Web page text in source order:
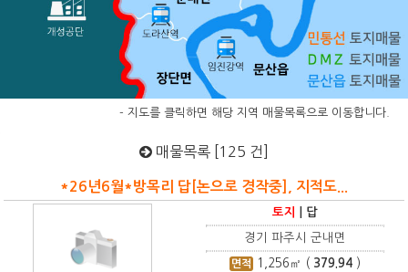
- 지도를 클릭하면 해당 지역 매물목록으로 이동합니다.
매물목록 [125 건]
*26년6월*방목리 답[논으로 경작중], 지적도...
토지 답
경기 파주시 군내면
면적 1,256 ㎡ ( 379.94 )